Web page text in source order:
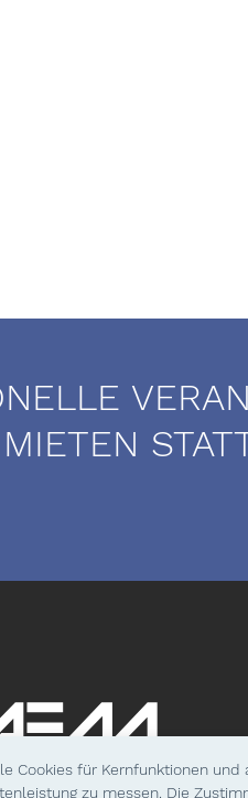
Cookies für Kernfunktionen
zu messen. Die
MIETEN